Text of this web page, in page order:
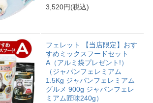
3,520円(税込)
フェレット 【当店限定】おす
すめミックスフードセット
A（アルミ袋プレゼント!）
（ジャパンフェレミアム
1.5Kg ジャパンフェレミアム
グルメ 900g ジャパンフェレ
ミアム匠味240g）